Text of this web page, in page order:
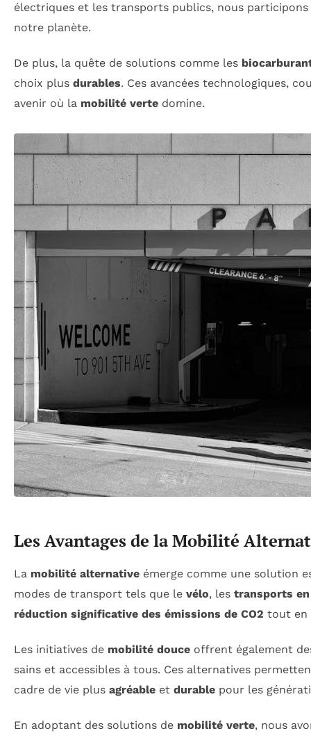
électriques et les transports publics, nous
notre planète.
De plus, la quête de solutions comme les
choix plus durables. Ces avancées technologiques,
avenir où la mobilité verte domine.
Les Avantages de la Mobilité
La mobilité alternative émerge comme une solution
modes de transport tels que le vélo, les transports
réduction significative des émissions de CO2 tout en
Les initiatives de mobilité douce offrent également
sains et accessibles à tous. Ces alternatives
cadre de vie plus agréable et durable pour les
En adoptant des solutions de mobilité verte, nous